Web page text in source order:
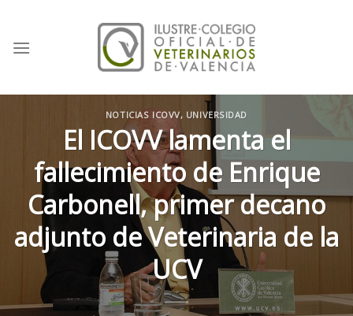
content
NOTICIAS ICOVV, UNIVERSIDAD
El ICOVV lamenta el
fallecimiento de Enrique
Carbonell, primer decano
adjunto de Veterinaria de la
UCV